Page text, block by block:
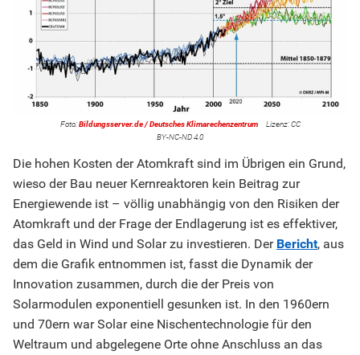
Bildungsserver.de / Deutsches Klimarechenzentrum
CC
BY-NC-ND 4.0
Die hohen Kosten der Atomkraft sind im Übrigen ein Grund,
wieso der Bau neuer Kernreaktoren kein Beitrag zur
Energiewende ist – völlig unabhängig von den Risiken der
Atomkraft und der Frage der Endlagerung ist es effektiver,
das Geld in Wind und Solar zu investieren. Der Bericht, aus
dem die Grafik entnommen ist, fasst die Dynamik der
Innovation zusammen, durch die der Preis von
Solarmodulen exponentiell gesunken ist. In den 1960ern
und 70ern war Solar eine Nischentechnologie für den
Weltraum und abgelegene Orte ohne Anschluss an das